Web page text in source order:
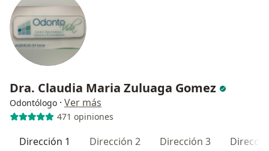
Dra. Claudia Maria Zuluaga Gomez
Odontólogo · Ver más
471 opiniones
Dirección 1 Dirección 2 Dirección 3